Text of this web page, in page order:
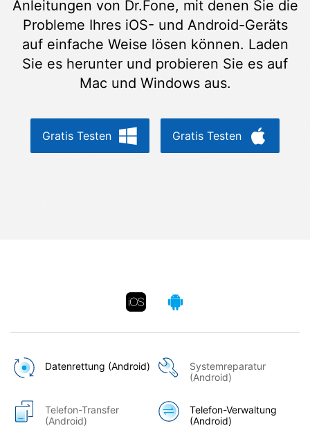
Suchen
Anleitungen von Dr.Fone, mit denen Sie die
Probleme Ihres iOS- und Android-Geräts
auf einfache Weise lösen können. Laden
Sie es herunter und probieren Sie es auf
Mac und Windows aus.
Gratis Testen Gratis Testen
Datenrettung (Android)
Systemreparatur
(Android)
Telefon-Transfer
(Android)
Telefon-Verwaltung
(Android)